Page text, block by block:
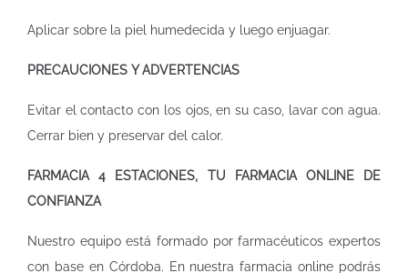
Aplicar sobre la piel humedecida y luego enjuagar.
PRECAUCIONES Y ADVERTENCIAS
Evitar el contacto con los ojos, en su caso, lavar con agua.
Cerrar bien y preservar del calor.
FARMACIA 4 ESTACIONES, TU FARMACIA ONLINE DE
CONFIANZA
Nuestro equipo está formado por farmacéuticos expertos
con base en Córdoba. En nuestrafarmacia online podrás